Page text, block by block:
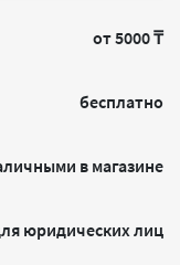
от 5000 ₸
бесплатно
в магазине
юридических лиц